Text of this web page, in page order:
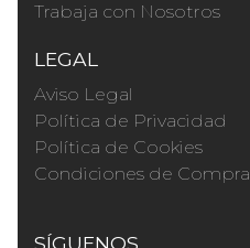
Trabaja con Nosotros
LEGAL
Aviso Legal
Política de Privacidad
Política de Cookies
Condiciones de Compra
SÍGUENOS